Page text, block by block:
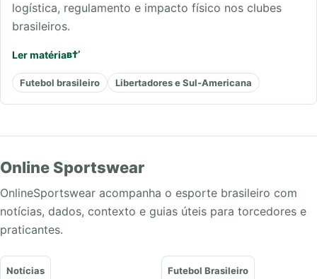
logística, regulamento e impacto físico nos clubes
brasileiros.
Ler matéria
Futebol brasileiro Libertadores e Sul-Americana
Online Sportswear
OnlineSportswear acompanha o esporte brasileiro com
notícias, dados, contexto e guias úteis para torcedores e
praticantes.
Notícias Futebol Brasileiro